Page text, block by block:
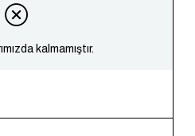
kalmamıştır.